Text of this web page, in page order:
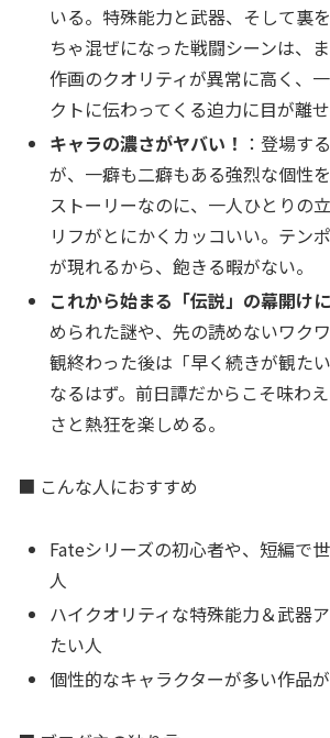
いる。特殊能力と武器、そして裏
ちゃ混ぜになった戦闘シーンは、
作画のクオリティが異常に高く、
クトに伝わってくる迫力に目が離せ
キャラの濃さがヤバい！ ：登場す
が、一癖も二癖もある強烈な個性
ストーリーなのに、一人ひとりの
リフがとにかくカッコいい。テン
が現れるから、飽きる暇がない。
これから始まる「伝説」の幕開け
められた謎や、先の読めないワク
観終わった後は「早く続きが観た
なるはず。前日譚だからこそ味わ
さと熱狂を楽しめる。
■ こんな人におすすめ
Fateシリーズの初心者や、短編で
人
ハイクオリティな特殊能力＆武器
たい人
個性的なキャラクターが多い作品